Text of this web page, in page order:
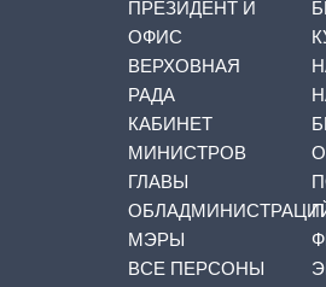
ПРЕЗИДЕНТ И
ОФИС
ВЕРХОВНАЯ
РАДА
КАБИНЕТ
МИНИСТРОВ
ГЛАВЫ
МЭРЫ
ВСЕ ПЕРСОНЫ